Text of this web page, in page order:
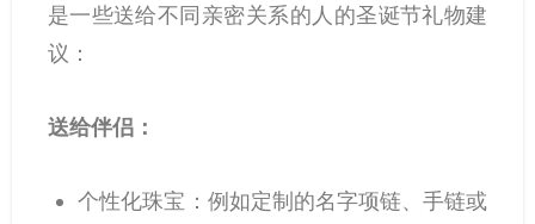
是一些送给不同亲密关系的人的圣诞节礼物建
议：
送给伴侣：
个性化珠宝：例如定制的名字项链、手链或